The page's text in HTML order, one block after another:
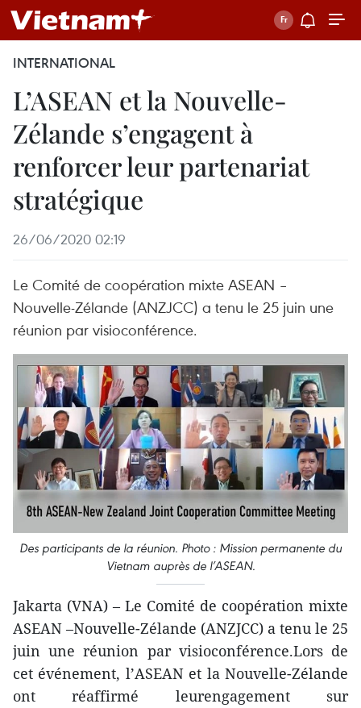
INTERNATIONAL
L’ASEAN et la Nouvelle-
Zélande s’engagent à
renforcer leur partenariat
stratégique
26/06/2020 02:19
Le Comité de coopération mixte ASEAN –
Nouvelle-Zélande (ANZJCC) a tenu le 25 juin une
réunion par visioconférence.
Des participants de la réunion. Photo : Mission permanente du
Vietnam auprès de l’ASEAN.
Jakarta (VNA) – Le Comité de coopération mixte
ASEAN –Nouvelle-Zélande (ANZJCC) a tenu le 25
juin une réunion par visioconférence.Lors de
cet événement, l’ASEAN et la Nouvelle-Zélande
ont réaffirmé leurengagement sur